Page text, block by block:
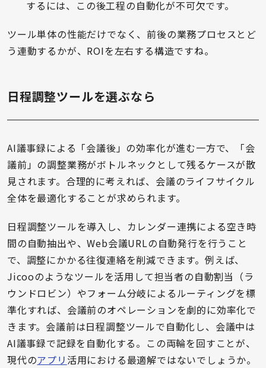
するには、この後工程の自動化が不可欠です。
ツール単体の性能だけでなく、前後の業務プロセスとど
う連動するかが、ROIを左右する構造ですね。
日程調整ツールを選ぶなら
AI議事録による「会議後」の効率化が進む一方で、「会
議前」の調整業務がボトルネックとして残るケースが散
見されます。合理的に考えれば、会議のライフサイクル
全体を最適化することが求められます。
日程調整ツールを導入し、カレンダー連携による空き時
間の自動抽出や、Web会議URLの自動発行を行うこと
で、調整にかかる往復連絡を削減できます。例えば、
Jicooのようなツールを活用して担当者の自動割当（ラ
ウンドロビン）やフォーム分岐によるルーティングを標
準化すれば、会議前のオペレーションを劇的に効率化で
きます。会議前は日程調整ツールで自動化し、会議中は
AI議事録で記録を自動化する。この両輪を回すことが、
現代のアプリ 活用における最適解ではないでしょうか。